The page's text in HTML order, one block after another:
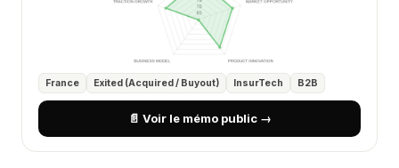
France Exited (Acquired / Buyout) InsurTech B2B
📄 Voir le mémo public →